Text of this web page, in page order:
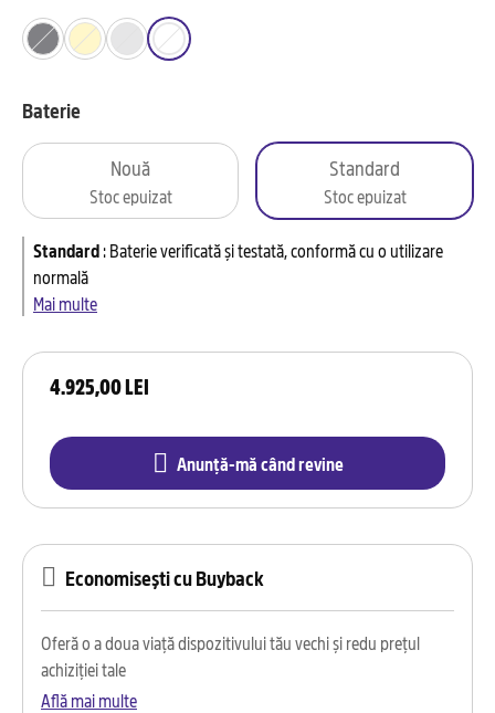
4.925,00 LEI
Anunță-mă când revine
Baterie
Nouă
Stoc epuizat
Standard
Stoc epuizat
Standard:Baterie verificată și testată, conformă cu o utilizare
normală
Mai multe
Economisești cu Buyback
Oferă o a doua viață dispozitivului tău vechi și redu prețul
achiziției tale
Află mai multe